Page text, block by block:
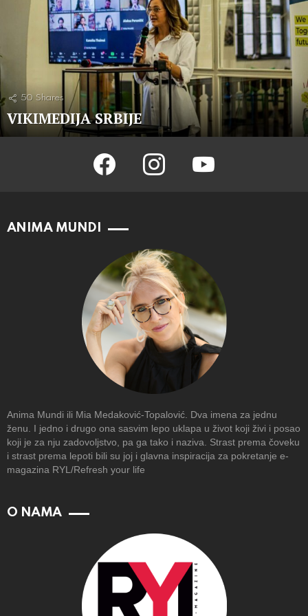
50 Shares
VIKIMEDIJA SRBIJE
facebook instagram youtube
ANIMA MUNDI
Anima Mundi ili Mia Medaković-Topalović. Dva imena za jednu
ženu. I jedno i drugo ona sasvim lepo uklapa u život koji živi i posao
koji je za nju zadovoljstvo, pa ga tako i naziva. Strast prema čoveku
i strast prema lepoti bili su joj i glavna inspiracija za pokretanje e-
magazina RYL/Refresh your life
O NAMA